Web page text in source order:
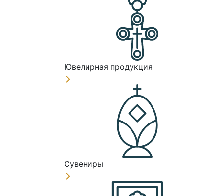
Ювелирная продукция
Сувениры